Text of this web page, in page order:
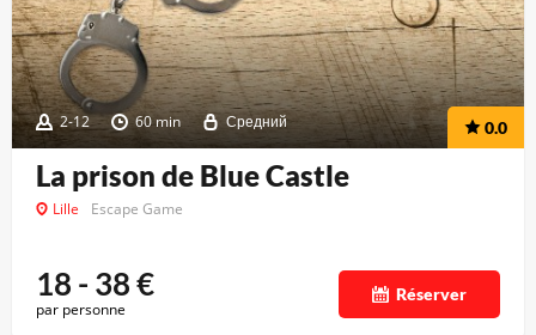
2-12 60 min Средний 0.0
La prison de Blue Castle
Lille Escape Game
18 - 38€
par personne
Réserver